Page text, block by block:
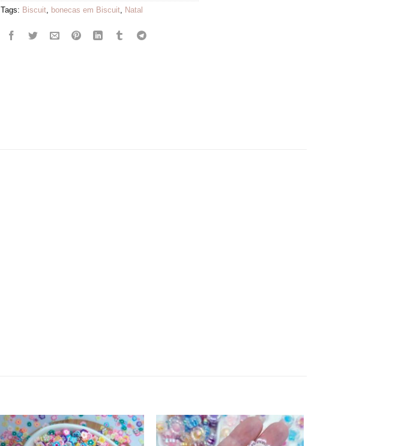
Tags: Biscuit bonecas em Biscuit Natal